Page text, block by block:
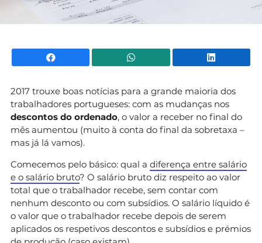
Facebook WhatsApp
2017 trouxe boas notícias para a grande maioria dos
trabalhadores portugueses: com as mudanças nos
descontos do ordenado, o valor a receber no final do
mês aumentou (muito à conta do final da sobretaxa –
mas já lá vamos).
Comecemos pelo básico: qual a diferença entre salário
e o salário bruto? O salário bruto diz respeito ao valor
total que o trabalhador recebe, sem contar com
nenhum desconto ou com subsídios. O salário líquido é
o valor que o trabalhador recebe depois de serem
aplicados os respetivos descontos e subsídios e prémios